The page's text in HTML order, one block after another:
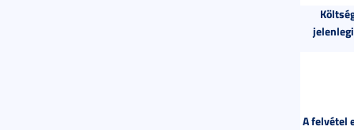
A felvétel